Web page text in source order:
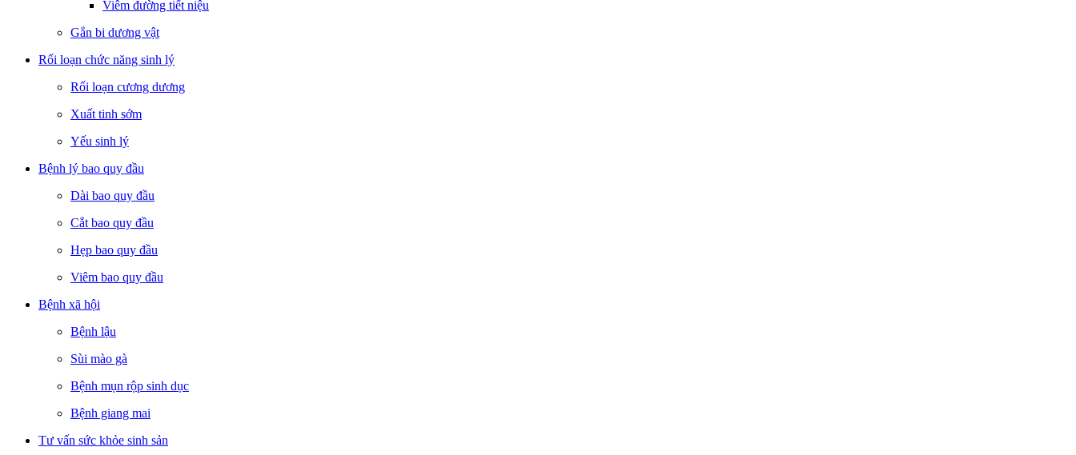
Viêm đường tiết niệu
Gắn bi dương vật
Rối loạn chức năng sinh lý
Rối loạn cương dương
Xuất tinh sớm
Yếu sinh lý
Bệnh lý bao quy đầu
Dài bao quy đầu
Cắt bao quy đầu
Hẹp bao quy đầu
Viêm bao quy đầu
Bệnh xã hội
Bệnh lậu
Sùi mào gà
Bệnh mụn rộp sinh dục
Bệnh giang mai
Tư vấn sức khỏe sinh sản